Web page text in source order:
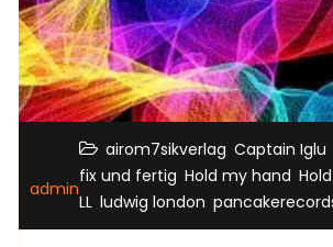
admin
airom7sikverlag Captain Iglu
fix und fertig Hold my hand
LL ludwig london